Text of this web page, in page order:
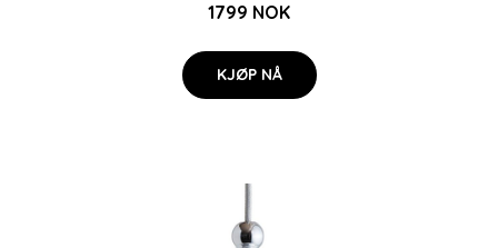
1799 NOK
KJØP NÅ